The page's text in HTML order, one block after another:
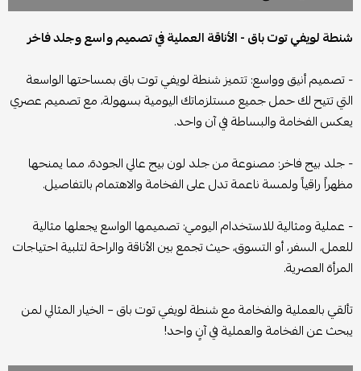
شنطة لويفي توت باق - الأناقة العملية في تصميم واسع وجلد فاخر
- تصميم أنيق وواسع: تتميز شنطة لويفي توت باق بمساحتها الواسعة
التي تتيح لك حمل جميع مستلزماتك اليومية بسهولة، مع تصميم عصري
يعكس الفخامة والبساطة في آن واحد.
- جلد بيج فاخر: مصنوعة من جلد لون بيج عالي الجودة، مما يمنحها
مظهراً راقياً ولمسة ناعمة تدل على الفخامة والاهتمام بالتفاصيل.
- عملية ومثالية للاستخدام اليومي: تصميمها الواسع يجعلها مثالية
للعمل، السفر، أو التسوق، حيث تجمع بين الأناقة والراحة لتلبية احتياجات
المرأة العصرية.
تألقي بالعملية والفخامة مع شنطة لويفي توت باق – الخيار المثالي لمن
يبحث عن الفخامة والعملية في آنٍ واحد!